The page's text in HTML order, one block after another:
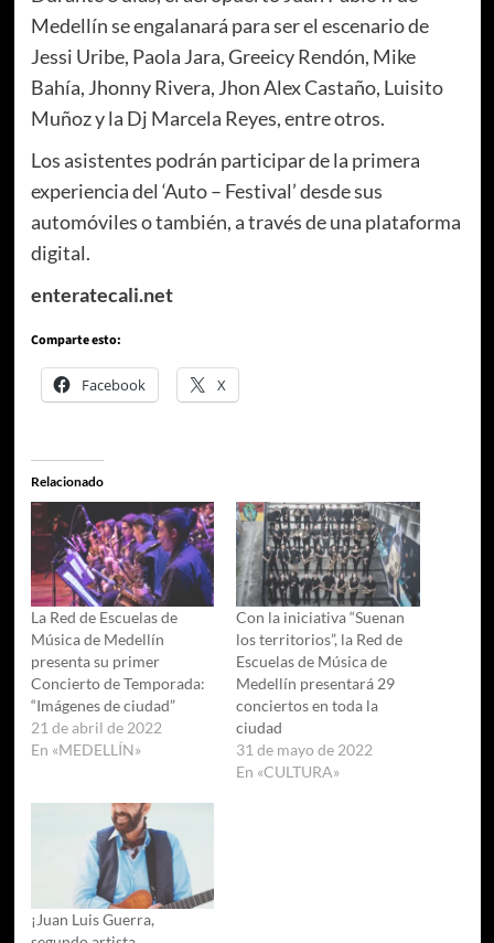
Medellín se engalanará para ser el escenario de
Jessi Uribe, Paola Jara, Greeicy Rendón, Mike
Bahía, Jhonny Rivera, Jhon Alex Castaño, Luisito
Muñoz y la Dj Marcela Reyes, entre otros.
Los asistentes podrán participar de la primera
experiencia del ‘Auto – Festival’ desde sus
automóviles o también, a través de una plataforma
digital.
enteratecali.net
Comparte esto:
Facebook X
Relacionado
La Red de Escuelas de
Música de Medellín
presenta su primer
Concierto de Temporada:
“Imágenes de ciudad”
21 de abril de 2022
En «MEDELLÍN»
Con la iniciativa “Suenan
los territorios”, la Red de
Escuelas de Música de
Medellín presentará 29
conciertos en toda la
ciudad
31 de mayo de 2022
En «CULTURA»
¡Juan Luis Guerra,